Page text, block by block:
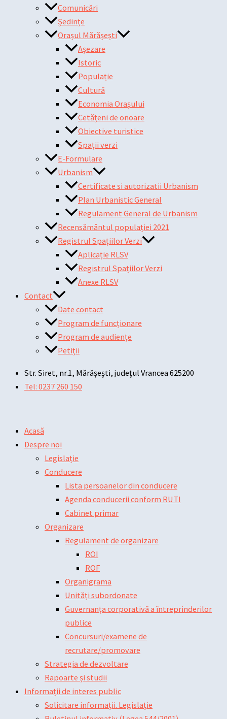
Comunicări
Ședințe
Orașul Mărășești
Așezare
Istoric
Populație
Cultură
Economia Orașului
Cetățeni de onoare
Obiective turistice
Spații verzi
E-Formulare
Urbanism
Certificate si autorizatii Urbanism
Plan Urbanistic General
Regulament General de Urbanism
Recensământul populației 2021
Registrul Spațiilor Verzi
Aplicație RLSV
Registrul Spațiilor Verzi
Anexe RLSV
Contact
Date contact
Program de funcționare
Program de audiențe
Petiții
Str. Siret, nr.1, Mărășești, județul Vrancea 625200
Tel: 0237 260 150
Acasă
Despre noi
Legislație
Conducere
Lista persoanelor din conducere
Agenda conducerii conform RUTI
Cabinet primar
Organizare
Regulament de organizare
ROI
ROF
Organigrama
Unități subordonate
Guvernanța corporativă a întreprinderilor
publice
Concursuri/examene de
recrutare/promovare
Strategia de dezvoltare
Rapoarte și studii
Informații de interes public
Solicitare informații. Legislație